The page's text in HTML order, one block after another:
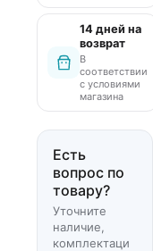
14 дней на
возврат
В
соответствии
с условиями
магазина
Есть
вопрос по
товару?
Уточните
наличие,
комплектаци